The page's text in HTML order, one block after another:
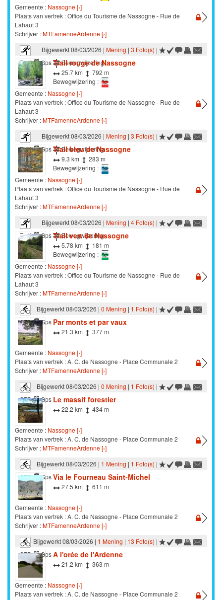
Gemeente : Nassogne [›]
Plaats van vertrek : Office du Tourisme de Nassogne - Rue de
Lahaut 3
Schrijver :MTFamenneArdenne [›]
Bijgewerkt 08/03/2026 | Mening | 3 Foto(s) |
Trail
Gps Bewegwijzering
Trail rouge de Nassogne
25.7 km
792 m
Bewegwijzering :
Gemeente : Nassogne [›]
Plaats van vertrek : Office du Tourisme de Nassogne - Rue de
Lahaut 3
Schrijver :MTFamenneArdenne [›]
Bijgewerkt 08/03/2026 | Mening | 3 Foto(s) |
Trail
Gps Bewegwijzering
Trail bleu de Nassogne
9.3 km
283 m
Bewegwijzering :
Gemeente : Nassogne [›]
Plaats van vertrek : Office du Tourisme de Nassogne - Rue de
Lahaut 3
Schrijver :MTFamenneArdenne [›]
Bijgewerkt 08/03/2026 | Mening | 4 Foto(s) |
Trail
Gps Bewegwijzering
Trail vert de Nassogne
5.78 km
181 m
Bewegwijzering :
Gemeente : Nassogne [›]
Plaats van vertrek : Office du Tourisme de Nassogne - Rue de
Lahaut 3
Schrijver :MTFamenneArdenne [›]
Bijgewerkt 08/03/2026 | 0 Mening | 1 Foto(s) |
STB
Gps Par monts et par vaux
21.3 km 377 m
Gemeente : Nassogne [›]
Plaats van vertrek : A. C. de Nassogne - Place Communale 2
Schrijver :MTFamenneArdenne [›]
Bijgewerkt 08/03/2026 | 0 Mening | 1 Foto(s) |
STB
Gps Le massif forestier
22.2 km 434 m
Gemeente : Nassogne [›]
Plaats van vertrek : A. C. de Nassogne - Place Communale 2
Schrijver :MTFamenneArdenne [›]
Bijgewerkt 08/03/2026 | 1 Mening | 1 Foto(s) |
STB
GpsVia le Fourneau Saint-Michel
27.5 km 611 m
Gemeente : Nassogne [›]
Plaats van vertrek : A. C. de Nassogne - Place Communale 2
Schrijver :MTFamenneArdenne [›]
Bijgewerkt 08/03/2026 | 1 Mening | 13 Foto(s) |
STB
GpsA l'orée de l'Ardenne
21.2 km 363 m
Gemeente : Nassogne [›]
Plaats van vertrek : A. C. de Nassogne - Place Communale 2